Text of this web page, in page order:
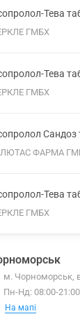
Тева
ГМБХ
Тева
ГМБХ
ФАРМА
Тева
ГМБХ
м. Чорноморськ,
Пн-Нд: 08:00-21:00
На мапі